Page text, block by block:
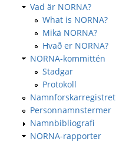
Vad är NORNA?
What is NORNA?
Mikä NORNA?
Hvað er NORNA?
NORNA-kommittén
Stadgar
Protokoll
Namnforskarregistret
Personnamnstermer
Namnbibliografi
NORNA-rapporter